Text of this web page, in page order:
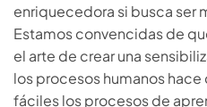
enriquecedora si busca ser
Estamos convencidas de
el arte de crear una
los procesos humanos
fáciles los procesos de